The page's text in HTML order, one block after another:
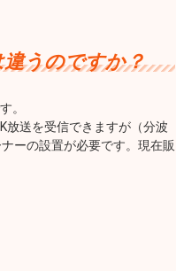
うのですか？
。
放送を受信できますが（分波
ーの設置が必要です。現在販